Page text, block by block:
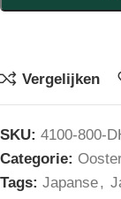
Vergelijken
SKU: 4100-800-
Categorie:
Tags: Japanse,